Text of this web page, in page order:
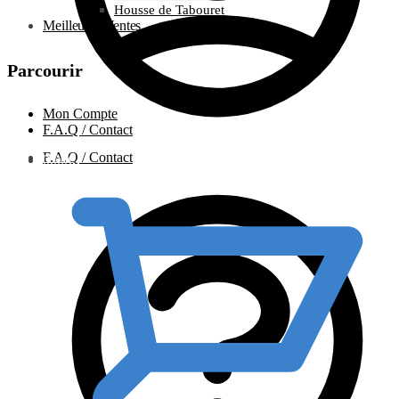
F.A.Q / Contact
Housse de Tabouret
Meilleures Ventes
Parcourir
Mon Compte
F.A.Q / Contact
0.00€